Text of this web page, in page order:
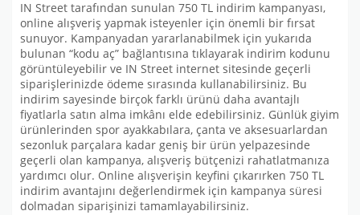
IN Street tarafından sunulan 750 TL indirim kampanyası,
online alışveriş yapmak isteyenler için önemli bir fırsat
sunuyor. Kampanyadan yararlanabilmek için yukarıda
bulunan “kodu aç” bağlantısına tıklayarak indirim kodunu
görüntüleyebilir ve IN Street internet sitesinde geçerli
siparişlerinizde ödeme sırasında kullanabilirsiniz. Bu
indirim sayesinde birçok farklı ürünü daha avantajlı
fiyatlarla satın alma imkânı elde edebilirsiniz. Günlük giyim
ürünlerinden spor ayakkabılara, çanta ve aksesuarlardan
sezonluk parçalara kadar geniş bir ürün yelpazesinde
geçerli olan kampanya, alışveriş bütçenizi rahatlatmanıza
yardımcı olur. Online alışverişin keyfini çıkarırken 750 TL
indirim avantajını değerlendirmek için kampanya süresi
dolmadan siparişinizi tamamlayabilirsiniz.